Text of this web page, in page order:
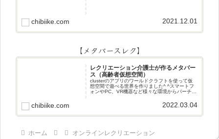
chibiike.com 2021.12.01
【メタバースレク】
レクリエーション介護士が作るメタバー
ス（高齢者仮想空間）
clusterのアプリのワールドクラフトを使って仮
想空間で遊べる世界を作りました^ ^スマートフ
ォンやPC、VR機器など様々な環境からバーチャ
chibiike.com 2022.03.04
ホーム オンラインレクリエーション